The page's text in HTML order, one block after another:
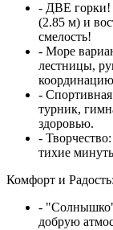
- ДВЕ горки!
(2.85 м) и
смелость!
- Море
лестницы,
координацию
-
турник,
здоровью.
-
тихие
Комфорт и Радость:
-
добрую